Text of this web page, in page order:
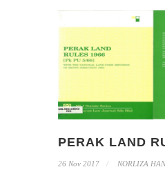
PERAK LAND
26 Nov 2017 NORLIZA